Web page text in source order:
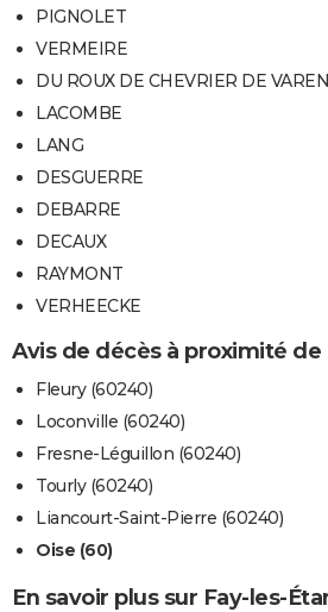
PIGNOLET
VERMEIRE
DU ROUX DE CHEVRIER DE
LACOMBE
LANG
DESGUERRE
DEBARRE
DECAUX
RAYMONT
VERHEECKE
Avis de décès à proximité de
Fleury (60240)
Loconville (60240)
Fresne-Léguillon (60240)
Tourly (60240)
Liancourt-Saint-Pierre (60240)
Oise (60)
En savoir plus sur Fay-les-